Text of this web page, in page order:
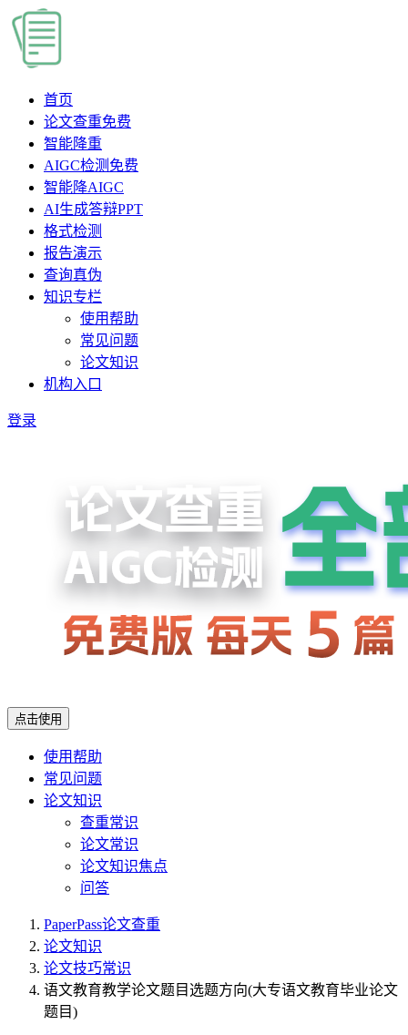
首页
论文查重免费
智能降重
AIGC检测 免费
智能降AIGC
AI生成答辩PPT
格式检测
报告演示
查询真伪
知识专栏
使用帮助
常见问题
论文知识
机构入口
登录
点击使用
使用帮助
常见问题
论文知识
查重常识
论文常识
论文知识焦点
问答
PaperPass论文查重
论文知识
论文技巧常识
语文教育教学论文题目选题方向(大专语文教育毕业论文
题目)